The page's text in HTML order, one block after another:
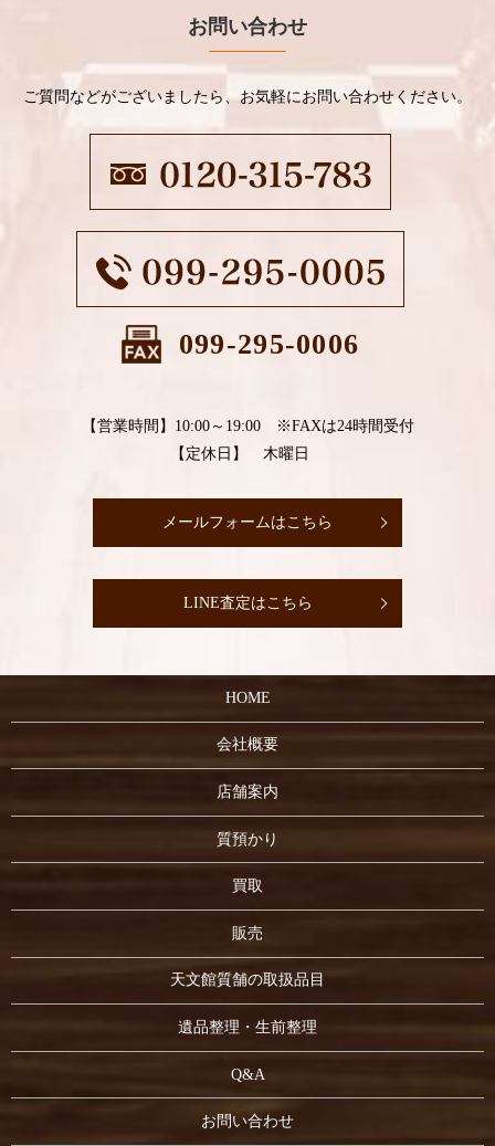
お問い合わせ
ご質問などがございましたら、お気軽にお問い合わせください。
099-295-0006
【営業時間】10:00～19:00 ※FAXは24時間受付
【定休日】 木曜日
メールフォームはこちら
LINE査定はこちら
HOME
会社概要
店舗案内
質預かり
買取
販売
天文館質舗の取扱品目
遺品整理・生前整理
Q&A
お問い合わせ